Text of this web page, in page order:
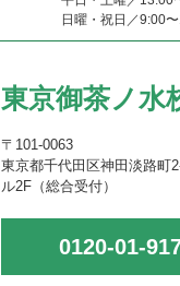
日曜・祝日／9:00
東京御茶ノ水
〒101-0063
東京都千代田区神田淡路町
ル2F（総合受付）
0120-01-